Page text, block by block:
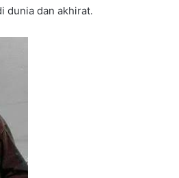
dunia dan akhirat.